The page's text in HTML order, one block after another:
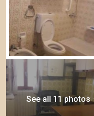
See all 11 photos